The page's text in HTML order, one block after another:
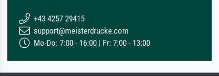
+43 4257 29415
support@meisterdrucke.com
Mo-Do: 7:00 - 16:00 | Fr: 7:00 - 13:00